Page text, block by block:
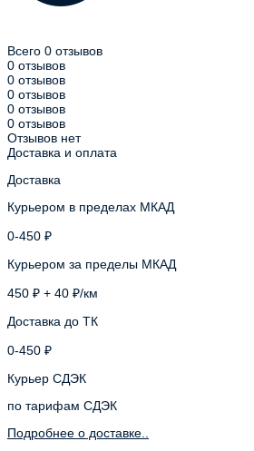
Всего 0 отзывов
0 отзывов
0 отзывов
0 отзывов
0 отзывов
0 отзывов
Отзывов нет
Доставка и оплата
Доставка
Курьером в пределах МКАД
0-450 ₽
Курьером за пределы МКАД
450 ₽ + 40 ₽/км
Доставка до ТК
0-450 ₽
Курьер СДЭК
по тарифам СДЭК
Подробнее о доставке..